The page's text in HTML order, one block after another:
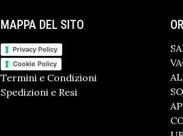
MAPPA DEL SITO
Privacy Policy
Cookie Policy
Termini e Condizioni
Spedizioni e Resi